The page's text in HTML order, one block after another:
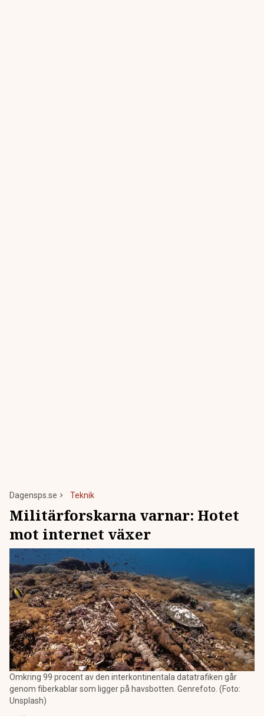
Dagensps.se Teknik
Militärforskarna varnar: Hotet
mot internet växer
Omkring 99 procent av den interkontinentala datatrafiken går
genom fiberkablar som ligger på havsbotten. Genrefoto. (Foto:
Unsplash)